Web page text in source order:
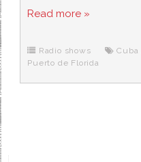
e
o
k
t
r
d
e
r
Read more »
Radio shows Cuba
Puerto de Florida